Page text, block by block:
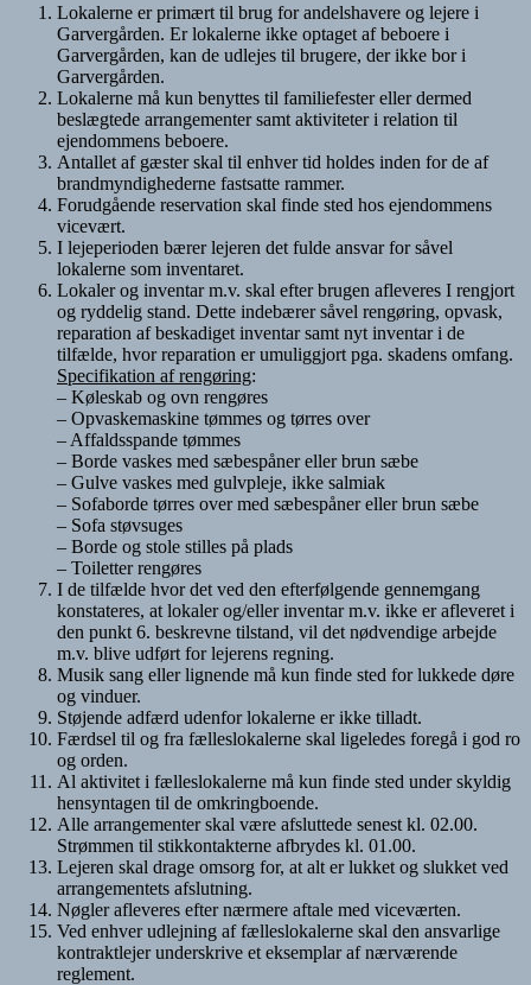
Lokalerne er primært til brug for andelshavere og lejere i
Garvergården. Er lokalerne ikke optaget af beboere i
Garvergården, kan de udlejes til brugere, der ikke bor i
Garvergården.
Lokalerne må kun benyttes til familiefester eller dermed
beslægtede arrangementer samt aktiviteter i relation til
ejendommens beboere.
Antallet af gæster skal til enhver tid holdes inden for de af
brandmyndighederne fastsatte rammer.
Forudgående reservation skal finde sted hos ejendommens
vicevært.
I lejeperioden bærer lejeren det fulde ansvar for såvel
lokalerne som inventaret.
Lokaler og inventar m.v. skal efter brugen afleveres I rengjort
og ryddelig stand. Dette indebærer såvel rengøring, opvask,
reparation af beskadiget inventar samt nyt inventar i de
tilfælde, hvor reparation er umuliggjort pga. skadens omfang.
Specifikation af rengøring:
– Køleskab og ovn rengøres
– Opvaskemaskine tømmes og tørres over
– Affaldsspande tømmes
– Borde vaskes med sæbespåner eller brun sæbe
– Gulve vaskes med gulvpleje, ikke salmiak
– Sofaborde tørres over med sæbespåner eller brun sæbe
– Sofa støvsuges
– Borde og stole stilles på plads
– Toiletter rengøres
I de tilfælde hvor det ved den efterfølgende gennemgang
konstateres, at lokaler og/eller inventar m.v. ikke er afleveret i
den punkt 6. beskrevne tilstand, vil det nødvendige arbejde
m.v. blive udført for lejerens regning.
Musik sang eller lignende må kun finde sted for lukkede døre
og vinduer.
Støjende adfærd udenfor lokalerne er ikke tilladt.
Færdsel til og fra fælleslokalerne skal ligeledes foregå i god ro
og orden.
Al aktivitet i fælleslokalerne må kun finde sted under skyldig
hensyntagen til de omkringboende.
Alle arrangementer skal være afsluttede senest kl. 02.00.
Strømmen til stikkontakterne afbrydes kl. 01.00.
Lejeren skal drage omsorg for, at alt er lukket og slukket ved
arrangementets afslutning.
Nøgler afleveres efter nærmere aftale med viceværten.
Ved enhver udlejning af fælleslokalerne skal den ansvarlige
kontraktlejer underskrive et eksemplar af nærværende
reglement.